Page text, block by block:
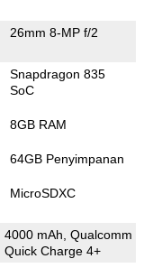
26mm 8-MP f/2
Snapdragon 835
SoC
8GB RAM
64GB Penyimpanan
MicroSDXC
4000 mAh, Qualcomm
Quick Charge 4+